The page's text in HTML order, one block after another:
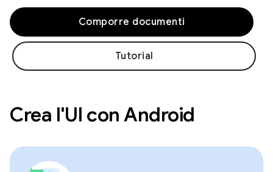
Comporre documenti
Tutorial
Crea l'UI con Android